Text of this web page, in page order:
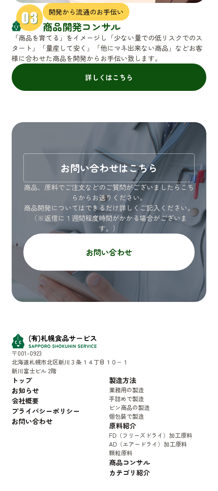
開発から流通のお手伝い
商品開発コンサル
「商品を育てる」をイメージし「少ない量での低リスクでのス
タート」「量産して安く」「他にマネ出来ない商品」などお客
様に合わせた商品を開発からお手伝い致します。
詳しくはこちら
お問い合わせはこちら
商品、原料でご注文などのご質問がございましたらこち
らからお送りください。
商品開発についてはできるだけ詳しくご記入ください。
（※返信に１週間程度時間がかかる場合がございま
す。）
お問い合わせ
〒001-0923
北海道札幌市北区新川３条１４丁目１０−１
新川富士ビル 2階
トップ
お知らせ
会社概要
プライバシーポリシー
お問い合わせ
製造方法
業務用の製造
手詰めで製造
ビン商品の製造
個包装で製造
原料紹介
FD（フリーズドライ）加工原料
AD（エアードライ）加工原料
顆粒原料
商品コンサル
カテゴリ紹介